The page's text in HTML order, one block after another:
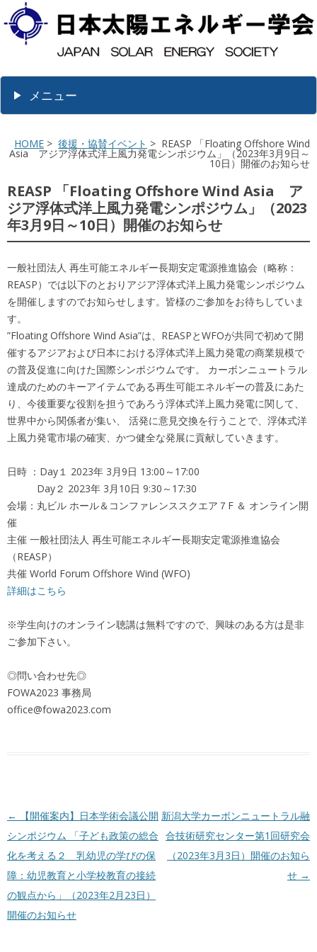
メニュー
HOME > 後援・協賛イベント > REASP 「Floating Offshore Wind
Asia アジア浮体式洋上風力発電シンポジウム」（2023年3月9日～
10日）開催のお知らせ
REASP 「Floating Offshore Wind Asia ア
ジア浮体式洋上風力発電シンポジウム」（2023
年3月9日～10日）開催のお知らせ
一般社団法人 再生可能エネルギー長期安定電源推進協会（略称：
REASP）では以下のとおりアジア浮体式洋上風力発電シンポジウム
を開催しますのでお知らせします。皆様のご参加をお待ちしていま
す。
”Floating Offshore Wind Asia”は、REASPとWFOが共同で初めて開
催するアジアおよび日本における浮体式洋上風力発電の商業規模で
の普及促進に向けた国際シンポジウムです。 カーボンニュートラル
達成のためのキーアイテムである再生可能エネルギーの普及にあた
り、今後重要な役割を担うであろう浮体式洋上風力発電に関して、
世界中から関係者が集い、 活発に意見交換を行うことで、浮体式洋
上風力発電市場の確実、かつ健全な発展に貢献していきます。
日時 ：Day１ 2023年 3月9日 13:00～17:00
Day２ 2023年 3月10日 9:30～17:30
会場：丸ビル ホール＆コンファレンススクエア７F ＆ オンライン開
催
主催 一般社団法人 再生可能エネルギー長期安定電源推進協会
（REASP）
共催 World Forum Offshore Wind (WFO)
詳細はこちら
※学生向けのオンライン聴講は無料ですので、興味のある方は是非
ご参加下さい。
◎問い合わせ先◎
FOWA2023 事務局
office@fowa2023.com
投稿ナビゲーション
←
【開催案内】日本学術会議公開
シンポジウム 「子ども政策の総合
化を考える２ 乳幼児の学びの保
障：幼児教育と小学校教育の接続
の観点から」（2023年2月23日）
開催のお知らせ
新潟大学カーボンニュートラル融
合技術研究センター第1回研究会
（2023年3月3日）開催のお知ら
せ →